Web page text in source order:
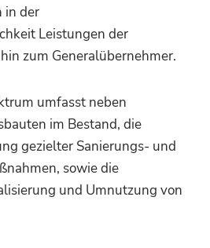
in der
Leistungen der
zum Generalübernehmer.
umfasst neben
im Bestand, die
gezielter Sanierungs- und
sowie die
und Umnutzung von